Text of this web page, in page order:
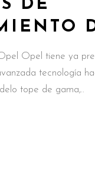
DE
Opel tiene ya
tecnología
tope de gama,